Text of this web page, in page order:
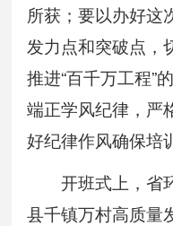
所获；要以办好这
发力点和突破点，
推进“百千万工程”
端正学风纪律，严
好纪律作风确保培
开班式上，省环
县千镇万村高质量